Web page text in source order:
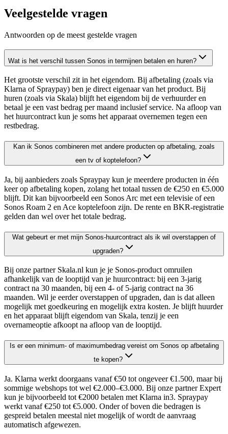
Veelgestelde vragen
Antwoorden op de meest gestelde vragen
Wat is het verschil tussen Sonos in termijnen betalen en huren?
Het grootste verschil zit in het eigendom. Bij afbetaling (zoals via
Klarna of Spraypay) ben je direct eigenaar van het product. Bij
huren (zoals via Skala) blijft het eigendom bij de verhuurder en
betaal je een vast bedrag per maand inclusief service. Na afloop van
het huurcontract kun je soms het apparaat overnemen tegen een
restbedrag.
Kan ik Sonos combineren met andere producten op afbetaling, zoals
een tv of koptelefoon?
Ja, bij aanbieders zoals Spraypay kun je meerdere producten in één
keer op afbetaling kopen, zolang het totaal tussen de €250 en €5.000
blijft. Dit kan bijvoorbeeld een Sonos Arc met een televisie of een
Sonos Roam 2 en Ace koptelefoon zijn. De rente en BKR-registratie
gelden dan wel over het totale bedrag.
Wat gebeurt er met mijn Sonos-huurcontract als ik wil overstappen of
upgraden?
Bij onze partner Skala.nl kun je je Sonos-product omruilen
afhankelijk van de looptijd van je huurcontract: bij een 3-jarig
contract na 30 maanden, bij een 4- of 5-jarig contract na 36
maanden. Wil je eerder overstappen of upgraden, dan is dat alleen
mogelijk met goedkeuring en mogelijk extra kosten. Je blijft huurder
en het apparaat blijft eigendom van Skala, tenzij je een
overnameoptie afkoopt na afloop van de looptijd.
Is er een minimum- of maximumbedrag vereist om Sonos op afbetaling
te kopen?
Ja. Klarna werkt doorgaans vanaf €50 tot ongeveer €1.500, maar bij
sommige webshops tot wel €2.000–€3.000. Bij onze partner Expert
kun je bijvoorbeeld tot €2000 betalen met Klarna in3. Spraypay
werkt vanaf €250 tot €5.000. Onder of boven die bedragen is
gespreid betalen meestal niet mogelijk of wordt de aanvraag
automatisch afgewezen.